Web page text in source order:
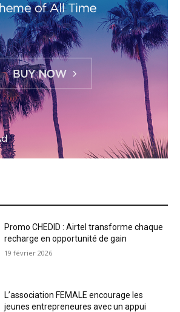
Promo CHEDID : Airtel transforme chaque
recharge en opportunité de gain
19 février 2026
L’association FEMALE encourage les
jeunes entrepreneures avec un appui